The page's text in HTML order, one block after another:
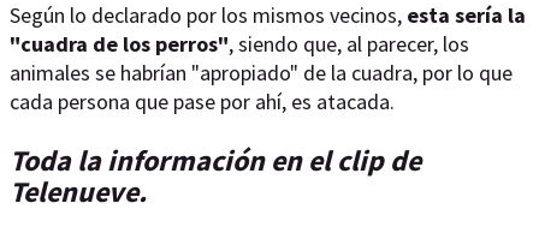
Según lo declarado por los mismos vecinos, esta sería la
"cuadra de los perros", siendo que, al parecer, los
animales se habrían "apropiado" de la cuadra, por lo que
cada persona que pase por ahí, es atacada.
Toda la información en el clip de
Telenueve.